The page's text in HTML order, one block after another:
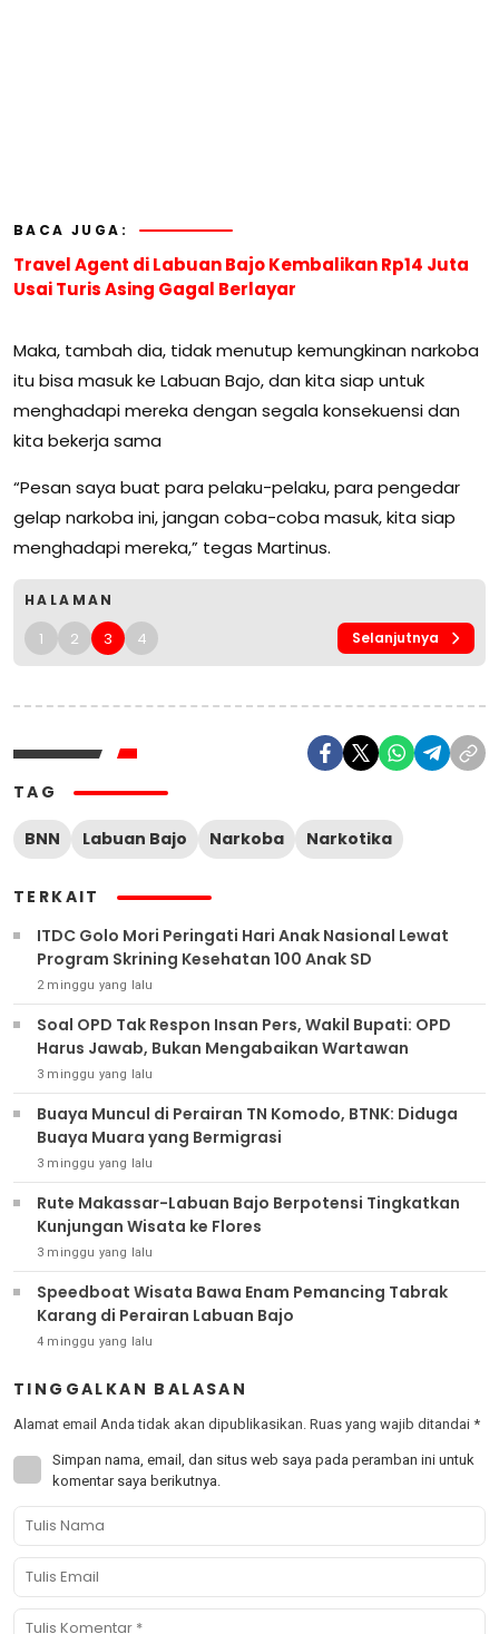
BACA JUGA:
Travel Agent di Labuan Bajo Kembalikan Rp14 Juta
Usai Turis Asing Gagal Berlayar
Maka, tambah dia, tidak menutup kemungkinan narkoba
itu bisa masuk ke Labuan Bajo, dan kita siap untuk
menghadapi mereka dengan segala konsekuensi dan
kita bekerja sama
“Pesan saya buat para pelaku-pelaku, para pengedar
gelap narkoba ini, jangan coba-coba masuk, kita siap
menghadapi mereka,” tegas Martinus.
HALAMAN
1 2 3 4 Selanjutnya
TAG
BNN Labuan Bajo Narkoba Narkotika
TERKAIT
ITDC Golo Mori Peringati Hari Anak Nasional Lewat
Program Skrining Kesehatan 100 Anak SD
2 minggu yang lalu
Soal OPD Tak Respon Insan Pers, Wakil Bupati: OPD
Harus Jawab, Bukan Mengabaikan Wartawan
3 minggu yang lalu
Buaya Muncul di Perairan TN Komodo, BTNK: Diduga
Buaya Muara yang Bermigrasi
3 minggu yang lalu
Rute Makassar-Labuan Bajo Berpotensi Tingkatkan
Kunjungan Wisata ke Flores
3 minggu yang lalu
Speedboat Wisata Bawa Enam Pemancing Tabrak
Karang di Perairan Labuan Bajo
4 minggu yang lalu
TINGGALKAN BALASAN
Alamat email Anda tidak akan dipublikasikan. Ruas yang wajib ditandai *
Simpan nama, email, dan situs web saya pada peramban ini untuk
komentar saya berikutnya.